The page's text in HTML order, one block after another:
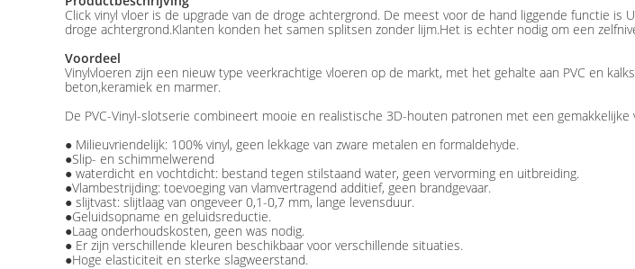
Click vinyl vloer is de upgrade van de droge achtergrond. De meest voor de hand liggende functie is
droge achtergrond.Klanten konden het samen splitsen zonder lijm.Het is echter nodig om een
Voordeel
Vinylvloeren zijn een nieuw type veerkrachtige vloeren op de markt, met het gehalte aan PVC en
beton,keramiek en marmer.
De PVC-Vinyl-slotserie combineert mooie en realistische 3D-houten patronen met een
● Milieuvriendelijk: 100% vinyl, geen lekkage van zware metalen en formaldehyde.
●Slip- en schimmelwerend
● waterdicht en vochtdicht: bestand tegen stilstaand water, geen vervorming en uitbreiding.
●Vlambestrijding: toevoeging van vlamvertragend additief, geen brandgevaar.
● slijtvast: slijtlaag van ongeveer 0,1-0,7 mm, lange levensduur.
●Geluidsopname en geluidsreductie.
●Laag onderhoudskosten, geen was nodig.
● Er zijn verschillende kleuren beschikbaar voor verschillende situaties.
●Hoge elasticiteit en sterke slagweerstand.